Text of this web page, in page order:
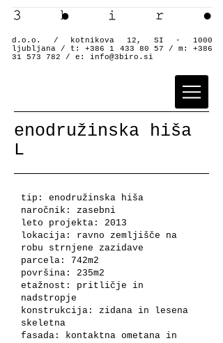
d.o.o. / kotnikova 12, SI - 1000
ljubljana / t:+386 1 433 80 57 / m:+386
31 573 782 / e: info@3biro.si
enodružinska hiša
L
tip: enodružinska hiša
naročnik: zasebni
leto projekta: 2013
lokacija: ravno zemljišče na
robu strnjene zazidave
parcela: 742m2
površina: 235m2
etažnost: pritličje in
nadstropje
konstrukcija: zidana in lesena
skeletna
fasada: kontaktna ometana in